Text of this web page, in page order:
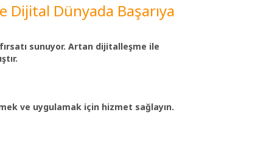
Dijital Dünyada Başarıya
sunuyor. Artan dijitalleşme ile
ve uygulamak için hizmet sağlayın.